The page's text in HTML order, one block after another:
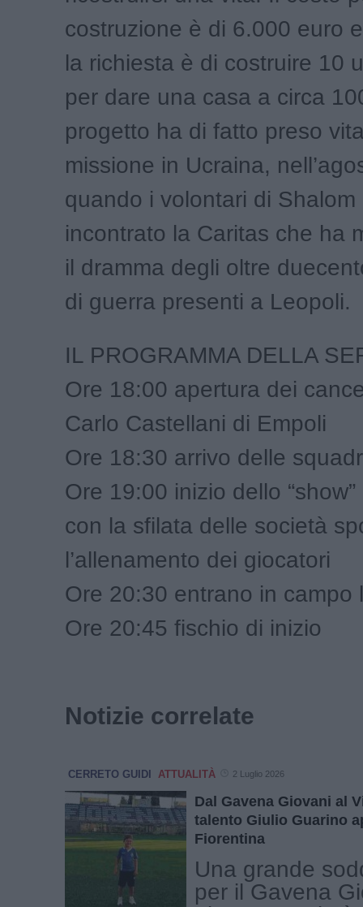
costruzione è di 6.000 euro
la richiesta è di costruire 10
per dare una casa a circa
progetto ha di fatto preso
missione in Ucraina,
quando i volontari di Shalom
incontrato la Caritas che ha
il dramma degli oltre
di guerra presenti a Leopoli.
IL PROGRAMMA DELLA
Ore 18:00 apertura dei
Carlo Castellani di Empoli
Ore 18:30 arrivo delle
Ore 19:00 inizio dello
con la sfilata delle società
l’allenamento dei giocatori
Ore 20:30 entrano in campo
Ore 20:45 fischio di inizio
Notizie correlate
CERRETO GUIDI ATTUALITÀ 2 Luglio 2026
Dal Gavena Giovani al
talento Giulio Guarino
Fiorentina
Una grande
per il Gavena